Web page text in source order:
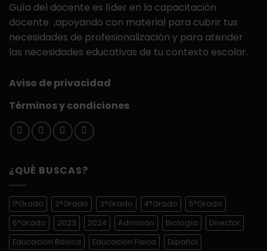
Guía del docente es líder en la capacitación
docente ,apoyando con material para cubrir tus
necesidades de profesionalización y para atender
las necesidades educativas de tu contexto escolar.
Aviso de privacidad
Términos y condiciones
¿QUÉ BUSCAS?
1°Grado 2°Grado 3°Grado 4°Grado
5°Grado
6°Grado
2023 2024 Admisión Biología
Director
Educación Básica
Educación Fisica
Español